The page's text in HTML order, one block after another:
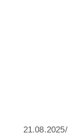
21.08.2025/